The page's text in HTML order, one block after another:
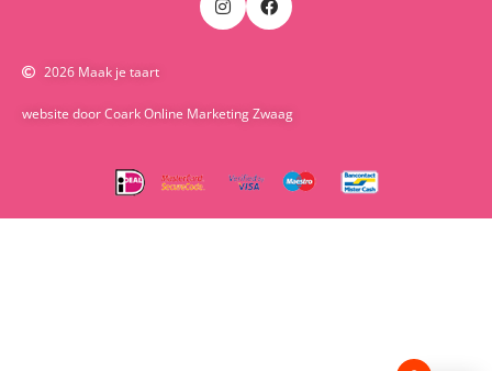
2026 Maak je taart
website door Coark Online Marketing Zwaag